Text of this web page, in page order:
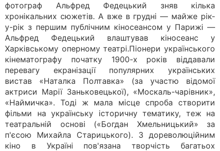
фотограф Альфред Федецький зняв кілька
хронікальних сюжетів. А вже в грудні — майже рік-
у-рік з першим публічним кіносеансом у Парижі —
Альфред Федецький влаштував кіносеанс у
Харківському оперному театрі.Піонери українського
кінематографу початку 1900-х років віддавали
перевагу екранізації популярних українських
вистав «Наталка Полтавка» (за участю відомої
актриси Марії Заньковецької), «Москаль-чарівник»,
«Наймичка». Тоді ж мала місце спроба створити
фільми на українську історичну тематику, теж на
театральній основі («Богдан Хмельницький» за
п'єсою Михайла Старицького). З дореволюційним
кіно в Україні пов'язана творчість багатьох